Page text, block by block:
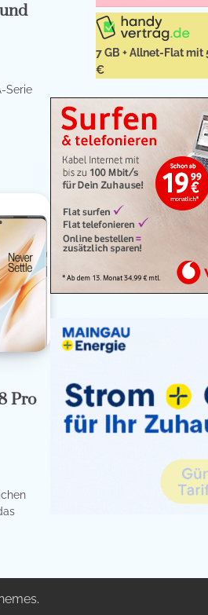
Serie
Pro
7 GB + Allnet-Flat mit
€
.